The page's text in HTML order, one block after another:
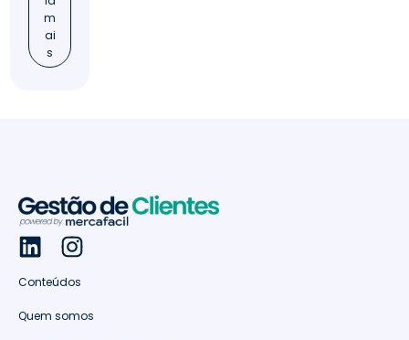
m
ai
s
Conteúdos
Quem somos